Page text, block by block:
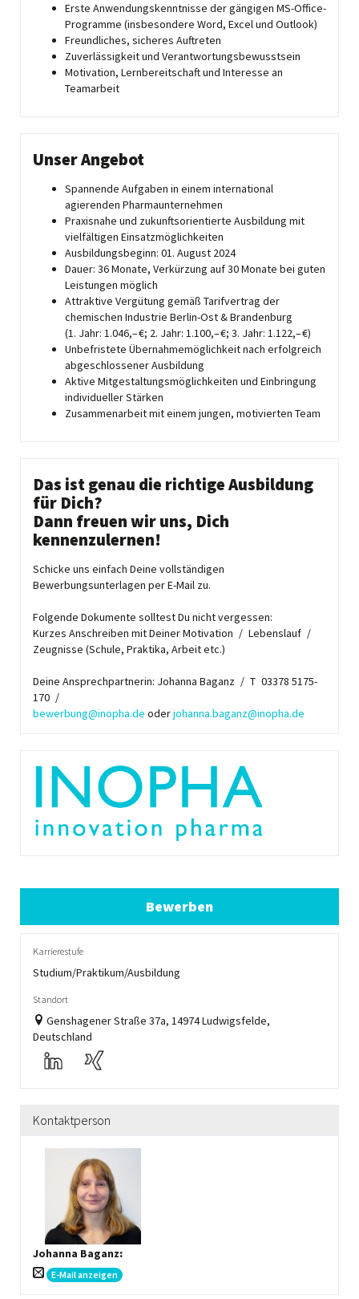
Erste Anwendungskenntnisse der gängigen MS-Office-
Programme (insbesondere Word, Excel und Outlook)
Freundliches, sicheres Auftreten
Zuverlässigkeit und Verantwortungsbewusstsein
Motivation, Lernbereitschaft und Interesse an
Teamarbeit
Unser Angebot
Spannende Aufgaben in einem international
agierenden Pharmaunternehmen
Praxisnahe und zukunftsorientierte Ausbildung mit
vielfältigen Einsatzmöglichkeiten
Ausbildungsbeginn: 01. August 2024
Dauer: 36 Monate, Verkürzung auf 30 Monate bei guten
Leistungen möglich
Attraktive Vergütung gemäß Tarifvertrag der
chemischen Industrie Berlin-Ost & Brandenburg
(1. Jahr: 1.046,– €; 2. Jahr: 1.100,– €; 3. Jahr: 1.122,– €)
Unbefristete Übernahmemöglichkeit nach erfolgreich
abgeschlossener Ausbildung
Aktive Mitgestaltungsmöglichkeiten und Einbringung
individueller Stärken
Zusammenarbeit mit einem jungen, motivierten Team
Das ist genau die richtige Ausbildung
für Dich?
Dann freuen wir uns, Dich
kennenzulernen!
Schicke uns einfach Deine vollständigen
Bewerbungsunterlagen per E-Mail zu.
Folgende Dokumente solltest Du nicht vergessen:
Kurzes Anschreiben mit Deiner Motivation / Lebenslauf /
Zeugnisse (Schule, Praktika, Arbeit etc.)
Deine Ansprechpartnerin: Johanna Baganz / T 03378 5175-
170 /
bewerbung@inopha.de oderjohanna.baganz@inopha.de
Bewerben
Karrierestufe
Studium/Praktikum/Ausbildung
Standort
Genshagener Straße 37a, 14974 Ludwigsfelde,
Deutschland
Kontaktperson
Johanna Baganz:
E-Mail anzeigen